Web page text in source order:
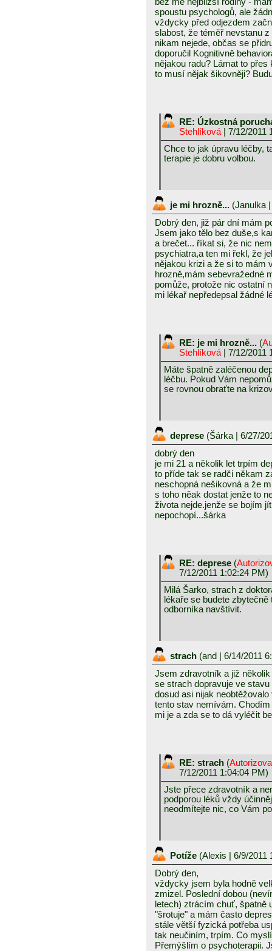
spoustu psychologů, ale
vždycky před odjezdem
slabost, že téměř nevstanu
nikam nejede, občas se
doporučil Kognitivně
nějakou radu? Lámat to
to musí nějak šikovněji?
RE: Úzkostná
Stehlíková | 7/12/2011
Chce to jak úpravu léčby,
terapie je dobru volbou.
je mi hrozně... (Janulka
Dobrý den, již pár dní mám
Jsem jako tělo bez duše,s
a brečet... říkat si, že nic
psychiatra,a ten mi řekl, že
nějakou krizi a že si to mám
hrozně,mám sebevražedné
pomůže, protože nic ostatní
mi lékař nepředepsal žádné
RE: je mi hrozně... (
Stehlíková | 7/12/2011
Máte špatně zaléčenou
léčbu. Pokud Vám
se rovnou obraťte na
deprese (Šárka | 6/27/
dobrý den
je mi 21 a několik let trpím
to příde tak se radči někam
neschopná nešikovná a že
s toho něak dostat jenže to
života nejde.jenže se bojím
nepochopí...šárka
RE: deprese (
7/12/2011 1:02:24 PM)
Milá Šarko, strach z
lékaře se budete
odborníka navštívit.
strach (and | 6/14/2011
Jsem zdravotník a již
se strach dopravuje ve
dosud asi nijak
tento stav nemívám.
mi je a zda se to dá vyléčit
RE: strach (
7/12/2011 1:04:04 PM)
Jste přece zdravotník a
podporou léků vždy
neodmítejte nic, co Vám
Potíže (Alexis | 6/9/2011
Dobrý den,
vždycky jsem byla hodně
zmizel. Poslední dobou
letech) ztrácím chuť, špatně
"šrotuje" a mám často
stále větší fyzická potřeba
tak neučiním, trpím. Co
Přemýšlím o psychoterapii.